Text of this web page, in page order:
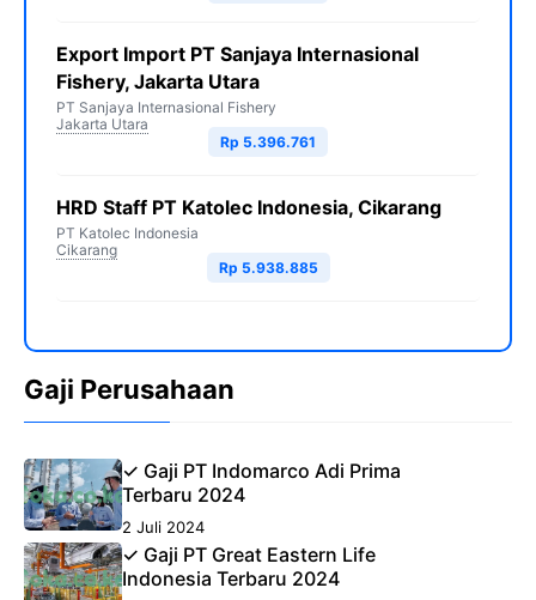
Export Import PT Sanjaya Internasional
Fishery, Jakarta Utara
PT Sanjaya Internasional Fishery
Jakarta Utara
Rp 5.396.761
HRD Staff PT Katolec Indonesia, Cikarang
PT Katolec Indonesia
Cikarang
Rp 5.938.885
Gaji Perusahaan
✓ Gaji PT Indomarco Adi Prima
Terbaru 2024
2 Juli 2024
✓ Gaji PT Great Eastern Life
Indonesia Terbaru 2024